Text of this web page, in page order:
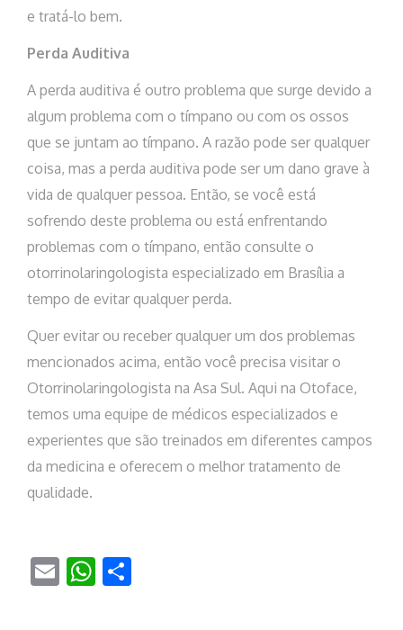
e tratá-lo bem.
Perda Auditiva
A perda auditiva é outro problema que surge devido a
algum problema com o tímpano ou com os ossos
que se juntam ao tímpano. A razão pode ser qualquer
coisa, mas a perda auditiva pode ser um dano grave à
vida de qualquer pessoa. Então, se você está
sofrendo deste problema ou está enfrentando
problemas com o tímpano, então consulte o
otorrinolaringologista especializado em Brasília a
tempo de evitar qualquer perda.
Quer evitar ou receber qualquer um dos problemas
mencionados acima, então você precisa visitar o
Otorrinolaringologista na Asa Sul. Aqui na Otoface,
temos uma equipe de médicos especializados e
experientes que são treinados em diferentes campos
da medicina e oferecem o melhor tratamento de
qualidade.
Email WhatsApp